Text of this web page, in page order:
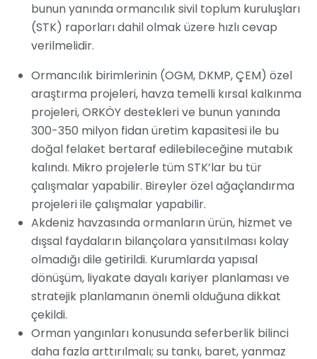
bunun yanında ormancılık sivil toplum kuruluşları
(STK) raporları dahil olmak üzere hızlı cevap
verilmelidir.
Ormancılık birimlerinin (OGM, DKMP, ÇEM) özel
araştırma projeleri, havza temelli kırsal kalkınma
projeleri, ORKÖY destekleri ve bunun yanında
300-350 milyon fidan üretim kapasitesi ile bu
doğal felaket bertaraf edilebileceğine mutabık
kalındı. Mikro projelerle tüm STK’lar bu tür
çalışmalar yapabilir. Bireyler özel ağaçlandırma
projeleri ile çalışmalar yapabilir.
Akdeniz havzasında ormanların ürün, hizmet ve
dışsal faydaların bilançolara yansıtılması kolay
olmadığı dile getirildi. Kurumlarda yapısal
dönüşüm, liyakate dayalı kariyer planlaması ve
stratejik planlamanın önemli olduğuna dikkat
çekildi.
Orman yangınları konusunda seferberlik bilinci
daha fazla arttırılmalı; su tankı, baret, yanmaz